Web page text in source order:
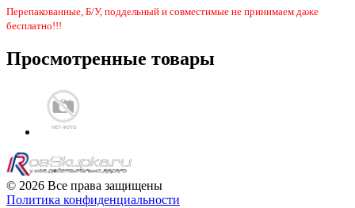
Перепакованные, Б/У, поддельный и совместимые не принимаем даже
бесплатно!!!
Просмотренные товары
© 2026 Все права защищены
Политика конфиденциальности